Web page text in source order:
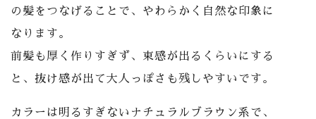
の髪をつなげることで、やわらかく自然な印象に
なります。
前髪も厚く作りすぎず、束感が出るくらいにする
と、抜け感が出て大人っぽさも残しやすいです。
カラーは明るすぎないナチュラルブラウン系で、